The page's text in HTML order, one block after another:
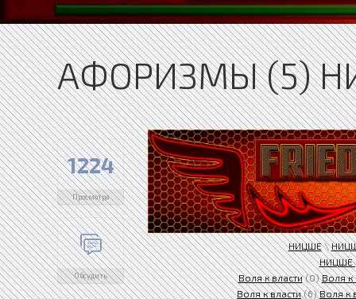
АФОРИЗМЫ (5)
1224
Просмотра
Обсудить
НИЦШЕ\
НИЦШЕ
Воля к власти(0)Воля к
Воля к власти(6)Воля к